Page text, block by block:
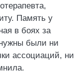
Память у
в боях за
были ни
ассоциаций, ни